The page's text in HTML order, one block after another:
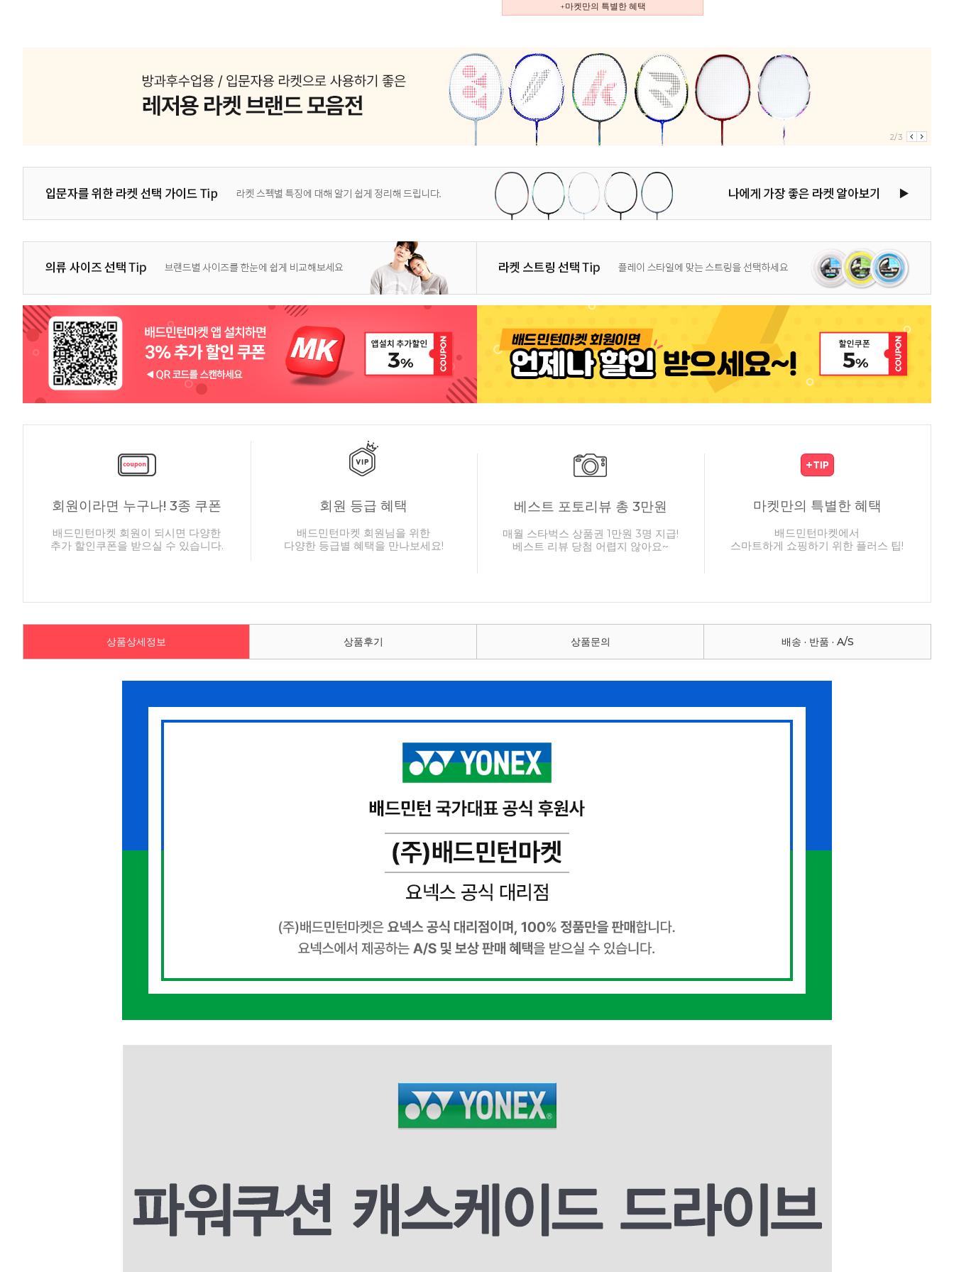
+마켓만의 특별한 혜택
2/3
회원이라면 누구나! 3종 쿠폰
배드민턴마켓 회원이 되시면 다양한
추가 할인쿠폰을 받으실 수 있습니다.
회원 등급 혜택
배드민턴마켓 회원님을 위한
다양한 등급별 혜택을 만나보세요!
베스트 포토리뷰 총 3만원
매월 스타벅스 상품권 1만원 3명 지급!
베스트 리뷰 당첨 어렵지 않아요~
마켓만의 특별한 혜택
배드민턴마켓에서
스마트하게 쇼핑하기 위한 플러스 팁!
상품상세정보 상품후기 상품문의 배송 · 반품 · A/S